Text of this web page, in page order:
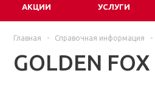
АКЦИИ УСЛУГИ
Главная - Справочная информация -
GOLDEN FOX